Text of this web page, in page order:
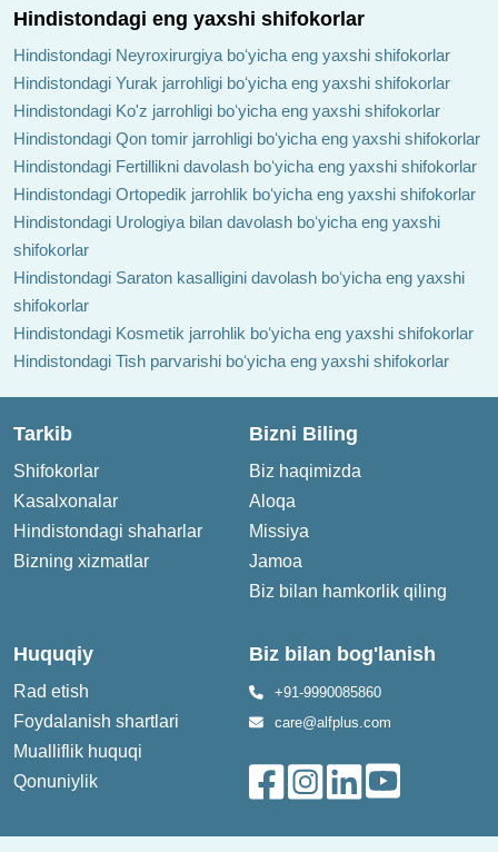
Hindistondagi eng yaxshi shifokorlar
Hindistondagi Neyroxirurgiya boʻyicha eng yaxshi shifokorlar
Hindistondagi Yurak jarrohligi boʻyicha eng yaxshi shifokorlar
Hindistondagi Ko'z jarrohligi boʻyicha eng yaxshi shifokorlar
Hindistondagi Qon tomir jarrohligi boʻyicha eng yaxshi shifokorlar
Hindistondagi Fertillikni davolash boʻyicha eng yaxshi shifokorlar
Hindistondagi Ortopedik jarrohlik boʻyicha eng yaxshi shifokorlar
Hindistondagi Urologiya bilan davolash boʻyicha eng yaxshi
shifokorlar
Hindistondagi Saraton kasalligini davolash boʻyicha eng yaxshi
shifokorlar
Hindistondagi Kosmetik jarrohlik boʻyicha eng yaxshi shifokorlar
Hindistondagi Tish parvarishi boʻyicha eng yaxshi shifokorlar
Tarkib
Shifokorlar
Kasalxonalar
Hindistondagi shaharlar
Bizning xizmatlar
Bizni Biling
Biz haqimizda
Aloqa
Missiya
Jamoa
Biz bilan hamkorlik qiling
Huquqiy
Rad etish
Foydalanish shartlari
Mualliflik huquqi
Qonuniylik
Biz bilan bog'lanish
+91-9990085860
care@alfplus.com